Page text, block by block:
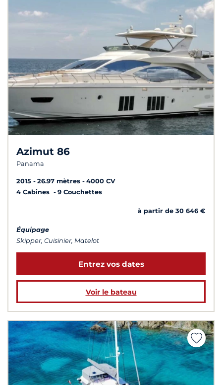
Azimut 86
Panama
2015 26.97 mètres
4000 CV
4 Cabines
9 Couchettes
à partir de 30 646 €
Équipage
Skipper, Cuisinier, Matelot
Entrez vos dates
Voir le bateau